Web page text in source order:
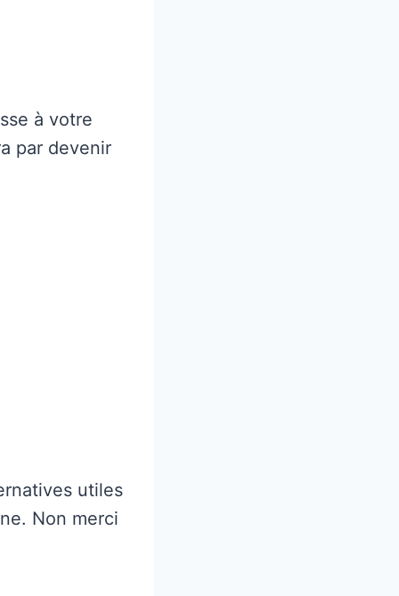
à votre
par devenir
utiles
Non merci